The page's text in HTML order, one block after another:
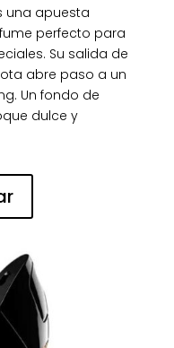
una apuesta
perfecto para
Su salida de
abre paso a un
Un fondo de
dulce y